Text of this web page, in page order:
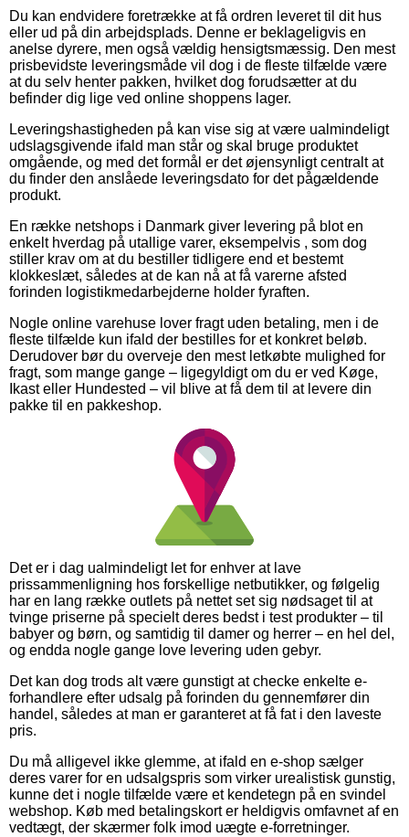
Du kan endvidere foretrække at få ordren leveret til dit hus
eller ud på din arbejdsplads. Denne er beklageligvis en
anelse dyrere, men også vældig hensigtsmæssig. Den mest
prisbevidste leveringsmåde vil dog i de fleste tilfælde være
at du selv henter pakken, hvilket dog forudsætter at du
befinder dig lige ved online shoppens lager.
Leveringshastigheden på kan vise sig at være ualmindeligt
udslagsgivende ifald man står og skal bruge produktet
omgående, og med det formål er det øjensynligt centralt at
du finder den anslåede leveringsdato for det pågældende
produkt.
En række netshops i Danmark giver levering på blot en
enkelt hverdag på utallige varer, eksempelvis , som dog
stiller krav om at du bestiller tidligere end et bestemt
klokkeslæt, således at de kan nå at få varerne afsted
forinden logistikmedarbejderne holder fyraften.
Nogle online varehuse lover fragt uden betaling, men i de
fleste tilfælde kun ifald der bestilles for et konkret beløb.
Derudover bør du overveje den mest letkøbte mulighed for
fragt, som mange gange – ligegyldigt om du er ved Køge,
Ikast eller Hundested – vil blive at få dem til at levere din
pakke til en pakkeshop.
Det er i dag ualmindeligt let for enhver at lave
prissammenligning hos forskellige netbutikker, og følgelig
har en lang række outlets på nettet set sig nødsaget til at
tvinge priserne på specielt deres bedst i test produkter – til
babyer og børn, og samtidig til damer og herrer – en hel del,
og endda nogle gange love levering uden gebyr.
Det kan dog trods alt være gunstigt at checke enkelte e-
forhandlere efter udsalg på forinden du gennemfører din
handel, således at man er garanteret at få fat i den laveste
pris.
Du må alligevel ikke glemme, at ifald en e-shop sælger
deres varer for en udsalgspris som virker urealistisk gunstig,
kunne det i nogle tilfælde være et kendetegn på en svindel
webshop. Køb med betalingskort er heldigvis omfavnet af en
vedtægt, der skærmer folk imod uægte e-forretninger.